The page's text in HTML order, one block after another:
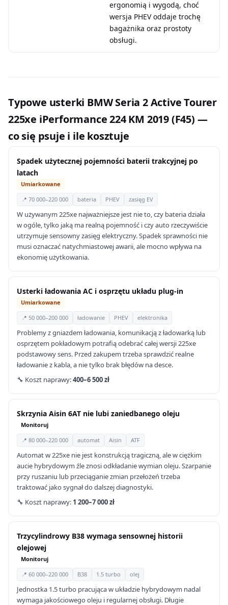
ergonomią i wygodą, choć
wersja PHEV oddaje trochę
bagażnika oraz prostoty
obsługi.
Typowe usterki BMW Seria 2 Active Tourer
225xe iPerformance 224 KM 2019 (F45) —
co się psuje i ile kosztuje
Spadek użytecznej pojemności baterii trakcyjnej po
latach
Umiarkowane
📍 70 000–220 000
bateria PHEV zasięg EV
W używanym 225xe najważniejsze jest nie to, czy bateria działa
w ogóle, tylko jaką ma realną pojemność i czy auto rzeczywiście
utrzymuje sensowny zasięg elektryczny. Spadek sprawności nie
musi oznaczać natychmiastowej awarii, ale mocno wpływa na
ekonomię użytkowania.
Usterki ładowania AC i osprzętu układu plug-in
Umiarkowane
📍 50 000–200 000
ładowanie PHEV elektronika
Problemy z gniazdem ładowania, komunikacją z ładowarką lub
osprzętem pokładowym potrafią odebrać całej wersji 225xe
podstawowy sens. Przed zakupem trzeba sprawdzić realne
ładowanie z kabla, a nie tylko brak błędów na desce.
🔧 Koszt naprawy:400–6 500 zł
Skrzynia Aisin 6AT nie lubi zaniedbanego oleju
Monitoruj
📍 80 000–220 000
automat Aisin ATF
Automat w 225xe nie jest konstrukcją tragiczną, ale w ciężkim
aucie hybrydowym źle znosi odkładanie wymian oleju. Szarpanie
przy ruszaniu lub przeciąganie zmian przełożeń trzeba
traktować jako sygnał do dalszej diagnostyki.
🔧 Koszt naprawy: 1 200–7 000 zł
Trzycylindrowy B38 wymaga sensownej historii
olejowej
Monitoruj
📍 60 000–220 000
B38 1.5 turbo olej
Jednostka 1.5 turbo pracująca w układzie hybrydowym nadal
wymaga jakościowego oleju i regularnej obsługi. Długie